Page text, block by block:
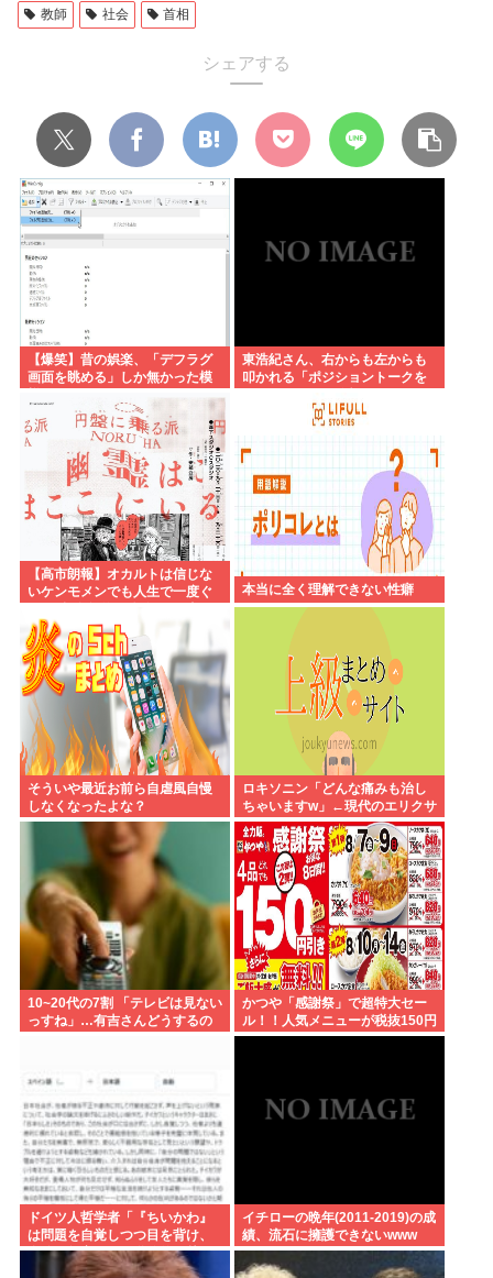
教師
社会 首相
シェアする
【爆笑】昔の娯楽、「デフラグ
画面を眺める」しか無かった模
東浩紀さん、右からも左からも
叩かれる「ポジショントークを
擁護されるwww
【高市朗報】オカルトは信じな
いケンモメンでも人生で一度ぐ
るんだろ？？
本当に全く理解できない性癖
そういや最近お前ら自虐風自慢
しなくなったよな？
ロキソニン「どんな痛みも治し
ちゃいますw」←現代のエリクサ
ーやろ…
10~20代の7割 「テレビは見ない
っすね」…有吉さんどうするの
かつや「感謝祭」で超特大セー
ル！！人気メニューが税抜150円
引き！！！
ドイツ人哲学者「『ちいかわ』
は問題を自覚しつつ目を背け、
自分は無害という道徳的優越
感、堕落する国家日本そのもの
イチローの晩年(2011-2019)の成
績、流石に擁護できないwww